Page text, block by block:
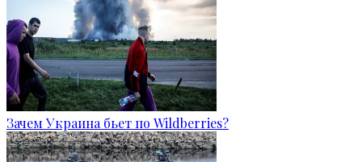
Зачем Украина бьет по Wildberries?